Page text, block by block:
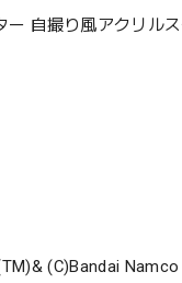
ー 自撮り風アクリル
(C)Bandai